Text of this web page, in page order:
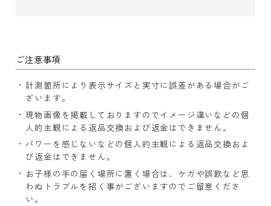
ご注意事項
計測箇所により表示サイズと実寸に誤差がある場合がご
ざいます。
現物画像を掲載しておりますのでイメージ違いなどの個
人的主観による返品交換および返金はできません。
パワーを感じないなどの個人的主観による返品交換およ
び返金はできません。
お子様の手の届く場所に置く場合は、ケガや誤飲など思
わぬトラブルを招く事がございますのでご留意くださ
い。